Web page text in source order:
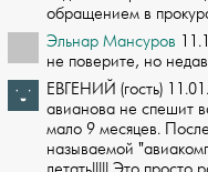
обращением в
Эльнар Мансуров
не поверите, но
ЕВГЕНИЙ (гость)
авианова не спешит
мало 9 месяцев. После
называемой